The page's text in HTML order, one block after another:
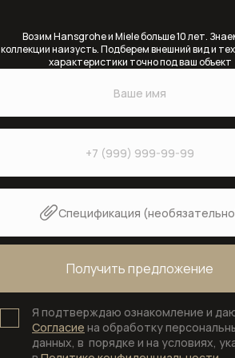
Полотенцесушители
Врезные и встраиваемые
столешницы)
Крепеж и сифоны для раковин
Раковины (чаши) накладные на
столешницу
Раковины встраиваемые в
столешницу
Спецификация
Я подтверждаю ознакомление и
Согласие на обработку
данных, в порядке и на условиях,
Возим Hansgrohe и Miele больше 10 лет.
коллекции наизусть. Подберем внешний вид и
характеристики точно под ваш объект